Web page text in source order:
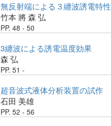
無反射端による３纏波誘電特性
竹本 將森 弘
PP. 48 - 50
3纏波による誘電温度効果
森 弘
PP. 51 -
超音波式液体分析装置の試作
石田 美雄
PP. 52 - 56